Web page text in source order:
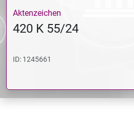
Aktenzeichen
420 K 55/24
ID: 1245661